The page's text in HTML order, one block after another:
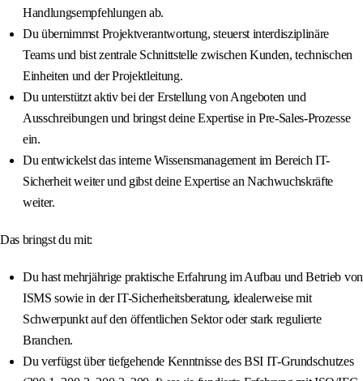
Handlungsempfehlungen ab.
Du übernimmst Projektverantwortung, steuerst interdisziplinäre
Teams und bist zentrale Schnittstelle zwischen Kunden, technischen
Einheiten und der Projektleitung.
Du unterstützt aktiv bei der Erstellung von Angeboten und
Ausschreibungen und bringst deine Expertise in Pre-Sales-Prozesse
ein.
Du entwickelst das interne Wissensmanagement im Bereich IT-
Sicherheit weiter und gibst deine Expertise an Nachwuchskräfte
weiter.
Das bringst du mit:
Du hast mehrjährige praktische Erfahrung im Aufbau und Betrieb von
ISMS sowie in der IT-Sicherheitsberatung, idealerweise mit
Schwerpunkt auf den öffentlichen Sektor oder stark regulierte
Branchen.
Du verfügst über tiefgehende Kenntnisse des BSI IT-Grundschutzes